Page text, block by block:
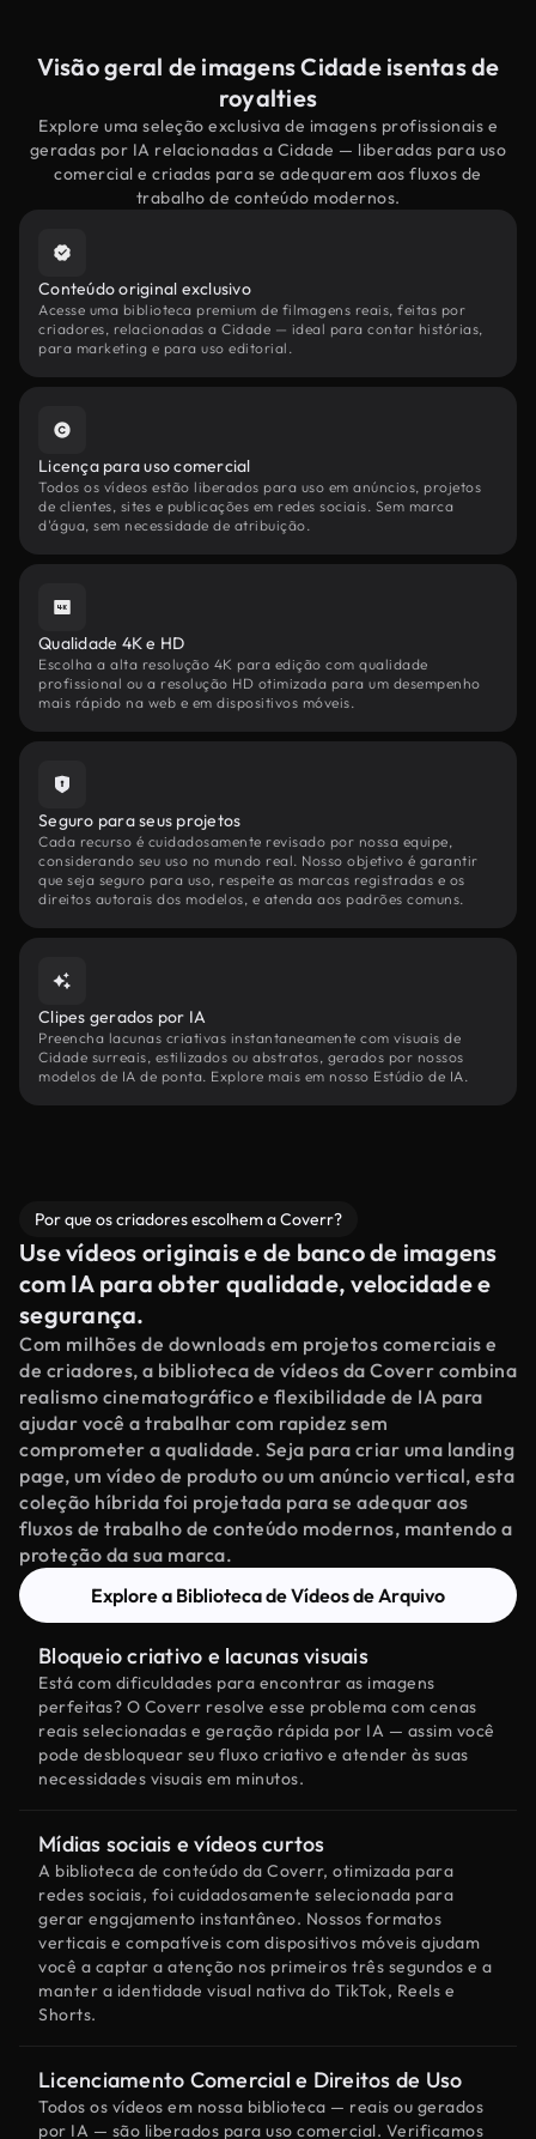
Visão geral de imagens Cidade isentas de
royalties
Explore uma seleção exclusiva de imagens profissionais e
geradas por IA relacionadas a Cidade — liberadas para uso
comercial e criadas para se adequarem aos fluxos de
trabalho de conteúdo modernos.
Conteúdo original exclusivo
Acesse uma biblioteca premium de filmagens reais, feitas por
criadores, relacionadas a Cidade — ideal para contar histórias,
para marketing e para uso editorial.
Licença para uso comercial
Todos os vídeos estão liberados para uso em anúncios, projetos
de clientes, sites e publicações em redes sociais. Sem marca
d'água, sem necessidade de atribuição.
Qualidade 4K e HD
Escolha a alta resolução 4K para edição com qualidade
profissional ou a resolução HD otimizada para um desempenho
mais rápido na web e em dispositivos móveis.
Seguro para seus projetos
Cada recurso é cuidadosamente revisado por nossa equipe,
considerando seu uso no mundo real. Nosso objetivo é garantir
que seja seguro para uso, respeite as marcas registradas e os
direitos autorais dos modelos, e atenda aos padrões comuns.
Clipes gerados por IA
Preencha lacunas criativas instantaneamente com visuais de
Cidade surreais, estilizados ou abstratos, gerados por nossos
modelos de IA de ponta. Explore mais em nosso Estúdio de IA.
Por que os criadores escolhem a Coverr?
Use vídeos originais e de banco de imagens
com IA para obter qualidade, velocidade e
segurança.
Com milhões de downloads em projetos comerciais e
de criadores, a biblioteca de vídeos da Coverr combina
realismo cinematográfico e flexibilidade de IA para
ajudar você a trabalhar com rapidez sem
comprometer a qualidade. Seja para criar uma landing
page, um vídeo de produto ou um anúncio vertical, esta
coleção híbrida foi projetada para se adequar aos
fluxos de trabalho de conteúdo modernos, mantendo a
proteção da sua marca.
Explore a Biblioteca de Vídeos de Arquivo
Bloqueio criativo e lacunas visuais
Está com dificuldades para encontrar as imagens
perfeitas? O Coverr resolve esse problema com cenas
reais selecionadas e geração rápida por IA — assim você
pode desbloquear seu fluxo criativo e atender às suas
necessidades visuais em minutos.
Mídias sociais e vídeos curtos
A biblioteca de conteúdo da Coverr, otimizada para
redes sociais, foi cuidadosamente selecionada para
gerar engajamento instantâneo. Nossos formatos
verticais e compatíveis com dispositivos móveis ajudam
você a captar a atenção nos primeiros três segundos e a
manter a identidade visual nativa do TikTok, Reels e
Shorts.
Licenciamento Comercial e Direitos de Uso
Todos os vídeos em nossa biblioteca — reais ou gerados
por IA — são liberados para uso comercial. Verificamos